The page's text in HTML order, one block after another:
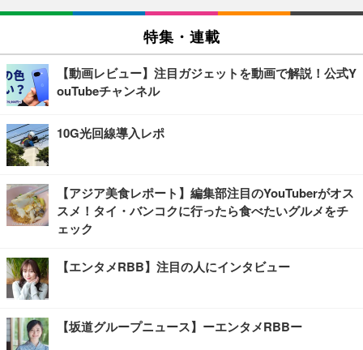
特集・連載
【動画レビュー】注目ガジェットを動画で解説！公式Y
ouTubeチャンネル
10G光回線導入レポ
【アジア美食レポート】編集部注目のYouTuberがオス
スメ！タイ・バンコクに行ったら食べたいグルメをチ
ェック
【エンタメRBB】注目の人にインタビュー
【坂道グループニュース】ーエンタメRBBー